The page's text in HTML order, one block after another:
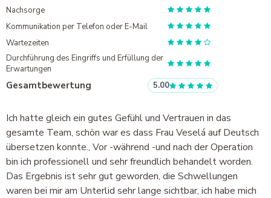
Nachsorge
Kommunikation per Telefon oder E-Mail
Wartezeiten
Durchführung des Eingriffs und Erfüllung der
Erwartungen
Gesamtbewertung 5.00
Ich hatte gleich ein gutes Gefühl und Vertrauen in das
gesamte Team, schön war es dass Frau Veselá auf Deutsch
übersetzen konnte., Vor -während -und nach der Operation
bin ich professionell und sehr freundlich behandelt worden.
Das Ergebnis ist sehr gut geworden, die Schwellungen
waren bei mir am Unterlid sehr lange sichtbar, ich habe mich